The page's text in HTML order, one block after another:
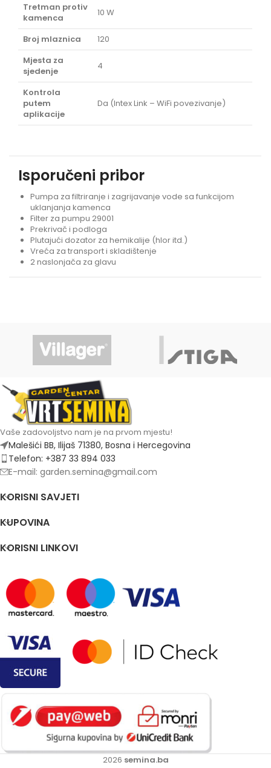
Tretman protiv
kamenca
10 W
Broj mlaznica
120
Mjesta za
sjedenje
4
Kontrola
putem
aplikacije
Da (Intex Link – WiFi povezivanje)
Isporučeni pribor
Pumpa za filtriranje i zagrijavanje vode sa funkcijom
uklanjanja kamenca
Filter za pumpu 29001
Prekrivač i podloga
Plutajući dozator za hemikalije (hlor itd.)
Vreća za transport i skladištenje
2 naslonjača za glavu
Vaše zadovoljstvo nam je na prvom mjestu!
Malešići BB, Ilijaš 71380, Bosna i Hercegovina
Telefon: +387 33 894 033
E-mail: garden.semina@gmail.com
KORISNI SAVJETI
KUPOVINA
KORISNI LINKOVI
2026 semina.ba